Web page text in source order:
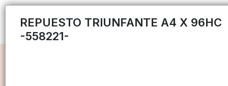
REPUESTO TRIUNFANTE A4 X 96HC
-558221-